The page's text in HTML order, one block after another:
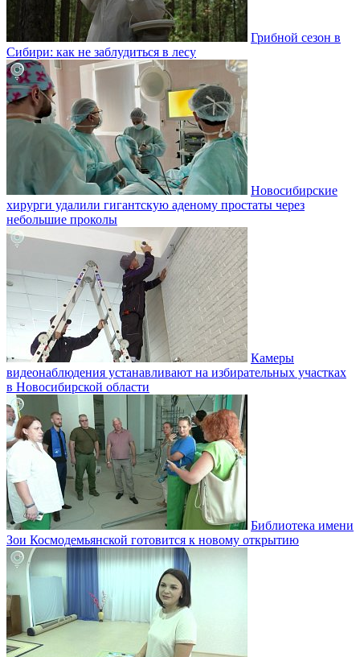
Грибной сезон в
Сибири: как не заблудиться в лесу
Новосибирские
хирурги удалили гигантскую аденому простаты через
небольшие проколы
Камеры
видеонаблюдения устанавливают на избирательных участках
в Новосибирской области
Библиотека имени
Зои Космодемьянской готовится к новому открытию